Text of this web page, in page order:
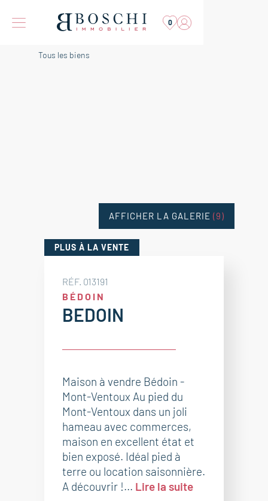
0
Tous les biens
PLUS À LA VENTE
RÉF. 013191
BÉDOIN
BEDOIN
Maison à vendre Bédoin -
Mont-Ventoux Au pied du
Mont-Ventoux dans un joli
hameau avec commerces,
maison en excellent état et
bien exposé. Idéal pied à
terre ou location saisonnière.
A découvrir !... Lire la suite
AFFICHER LA GALERIE (9)